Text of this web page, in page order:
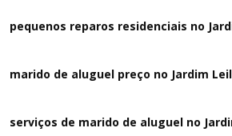
pequenos reparos residenciais no
marido de aluguel preço no Jardim
serviços de marido de aluguel no